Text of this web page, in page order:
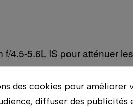
4.5-5.6L IS pour atténuer
des cookies pour améliorer
diffuser des publicités